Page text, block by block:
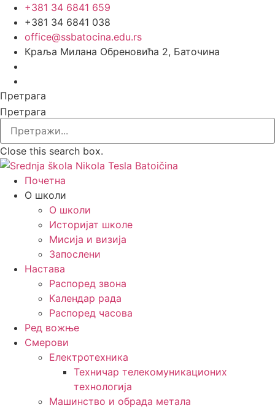
Скочите
садржај
+381 34 6841 659
+381 34 6841 038
office@ssbatocina.edu.rs
Краља Милана Обреновића 2, Баточина
Претрага
Претрага
Close this search box.
Почетна
О школи
О школи
Историјат школе
Мисија и визија
Запослени
Настава
Распоред звона
Календар рада
Распоред часова
Ред вожње
Смерови
Електротехника
Техничар телекомуникационих
технологија
Машинство и обрада метала